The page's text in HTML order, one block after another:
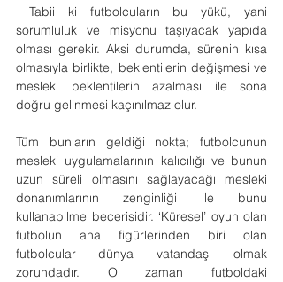
Tabii ki futbolcuların bu yükü, yani
sorumluluk ve misyonu taşıyacak yapıda
olması gerekir. Aksi durumda, sürenin kısa
olmasıyla birlikte, beklentilerin değişmesi ve
mesleki beklentilerin azalması ile sona
doğru gelinmesi kaçınılmaz olur.
Tüm bunların geldiği nokta; futbolcunun
mesleki uygulamalarının kalıcılığı ve bunun
uzun süreli olmasını sağlayacağı mesleki
donanımlarının zenginliği ile bunu
kullanabilme becerisidir. ‘Küresel’ oyun olan
futbolun ana figürlerinden biri olan
futbolcular dünya vatandaşı olmak
zorundadır. O zaman futboldaki